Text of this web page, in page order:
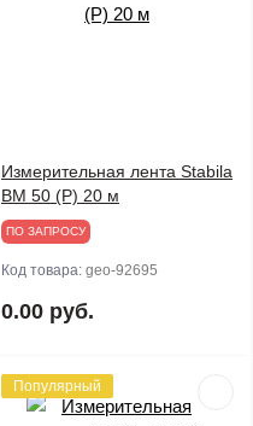
Измерительная лента Stabila
BM 50 (P) 20 м
ПО ЗАПРОСУ
Код товара: geo-92695
0.00 руб.
Популярный